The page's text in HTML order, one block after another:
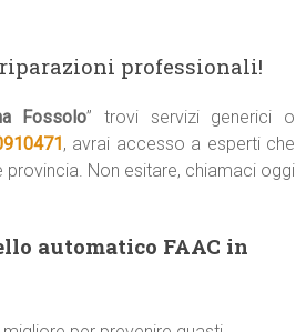
professionali!
Fossolo” trovi servizi generici o
, avrai accesso a esperti che
Non esitare, chiamaci oggi
automatico FAAC in